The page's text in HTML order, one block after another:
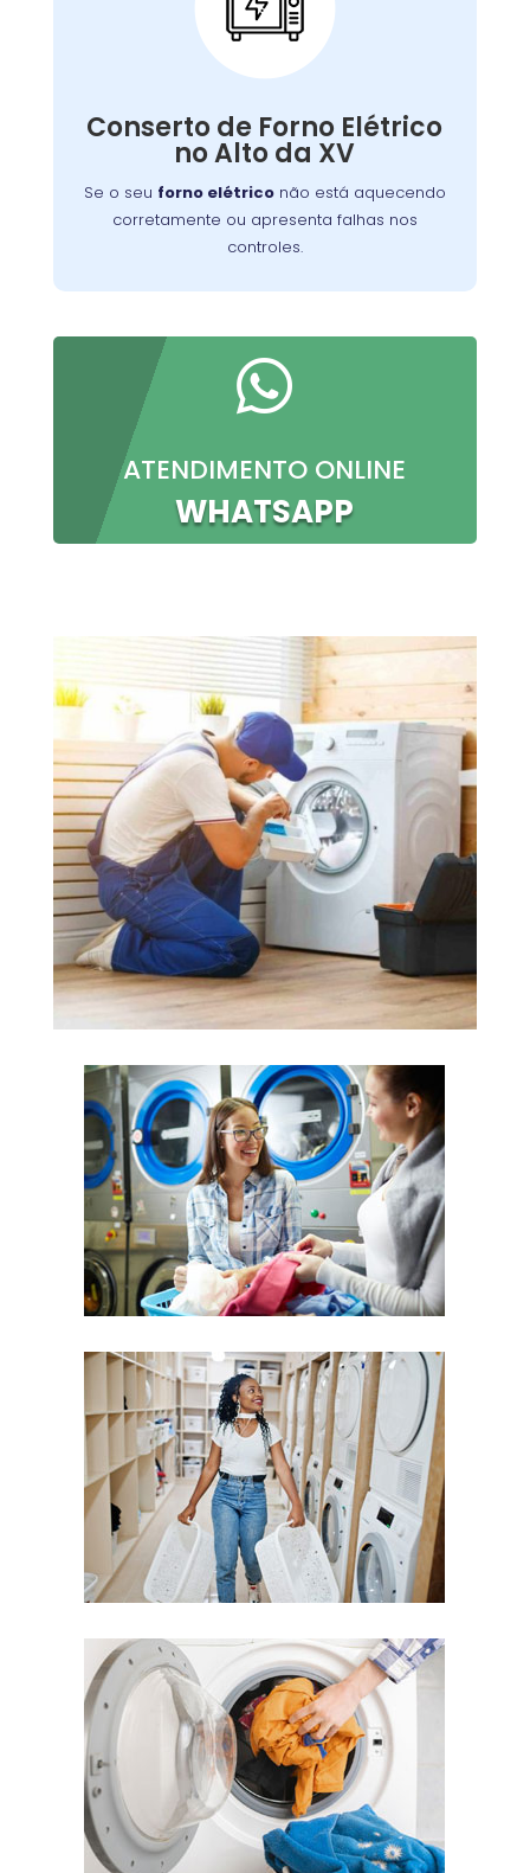
Conserto de Forno Elétrico
no Alto da XV
Se o seu forno elétriconão está aquecendo
corretamente ou apresenta falhas nos
controles.
Conserto de Forno
Elétrico:
o problema, permitindo que você continue a
preparar suas refeições favoritas sem

ATENDIMENTO ONLINE
WHATSAPP